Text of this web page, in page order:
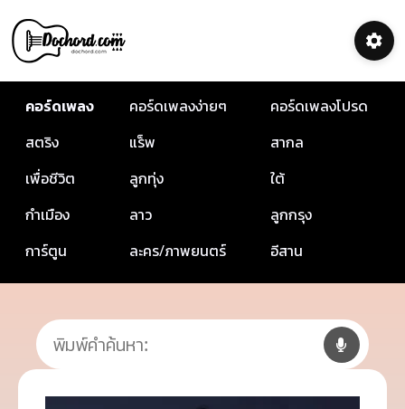
คอร์ดเพลง คอร์ดเพลงง่ายๆ
คอร์ดเพลงโปรด
สตริง
แร็พ
สากล
เพื่อชีวิต
ลูกทุ่ง
ใต้
กำเมือง
ลาว
ลูกกรุง
การ์ตูน
ละคร/ภาพยนตร์ อีสาน